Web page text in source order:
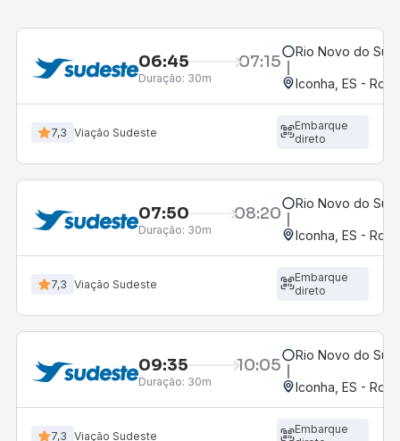
06:45 07:15
Duração: 30m
Rio Novo do Sul,
Iconha, ES -
7,3 Viação Sudeste
Embarque
direto
07:50 08:20
Duração: 30m
Rio Novo do Sul,
Iconha, ES -
7,3 Viação Sudeste
Embarque
direto
09:35 10:05
Duração: 30m
Rio Novo do Sul,
Iconha, ES -
7,3 Viação Sudeste
Embarque